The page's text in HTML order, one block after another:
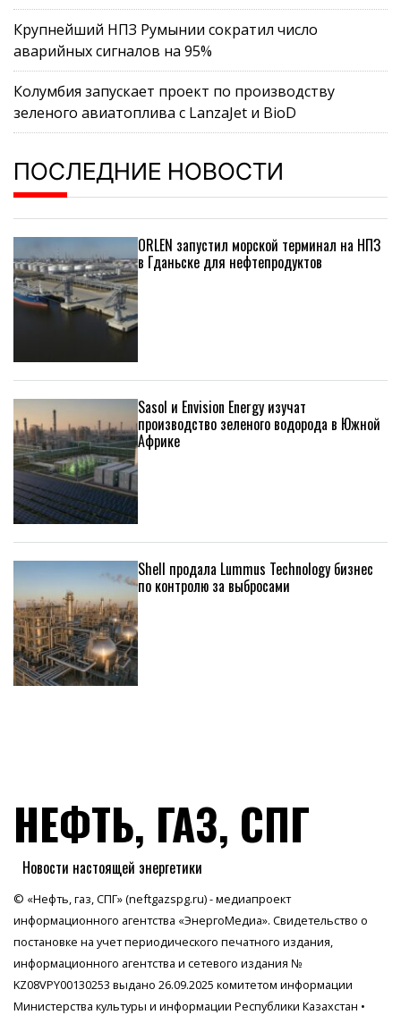
Крупнейший НПЗ Румынии сократил число
аварийных сигналов на 95%
Колумбия запускает проект по производству
зеленого авиатоплива с LanzaJet и BioD
ПОСЛЕДНИЕ НОВОСТИ
ORLEN запустил морской терминал на НПЗ
в Гданьске для нефтепродуктов
Sasol и Envision Energy изучат
производство зеленого водорода в Южной
Африке
Shell продала Lummus Technology бизнес
по контролю за выбросами
НЕФТЬ, ГАЗ, СПГ
Новости настоящей энергетики
© «Нефть, газ, СПГ» (neftgazspg.ru) - медиапроект
информационного агентства «ЭнергоМедиа». Свидетельство о
постановке на учет периодического печатного издания,
информационного агентства и сетевого издания №
KZ08VPY00130253 выдано 26.09.2025 комитетом информации
Министерства культуры и информации Республики Казахстан •